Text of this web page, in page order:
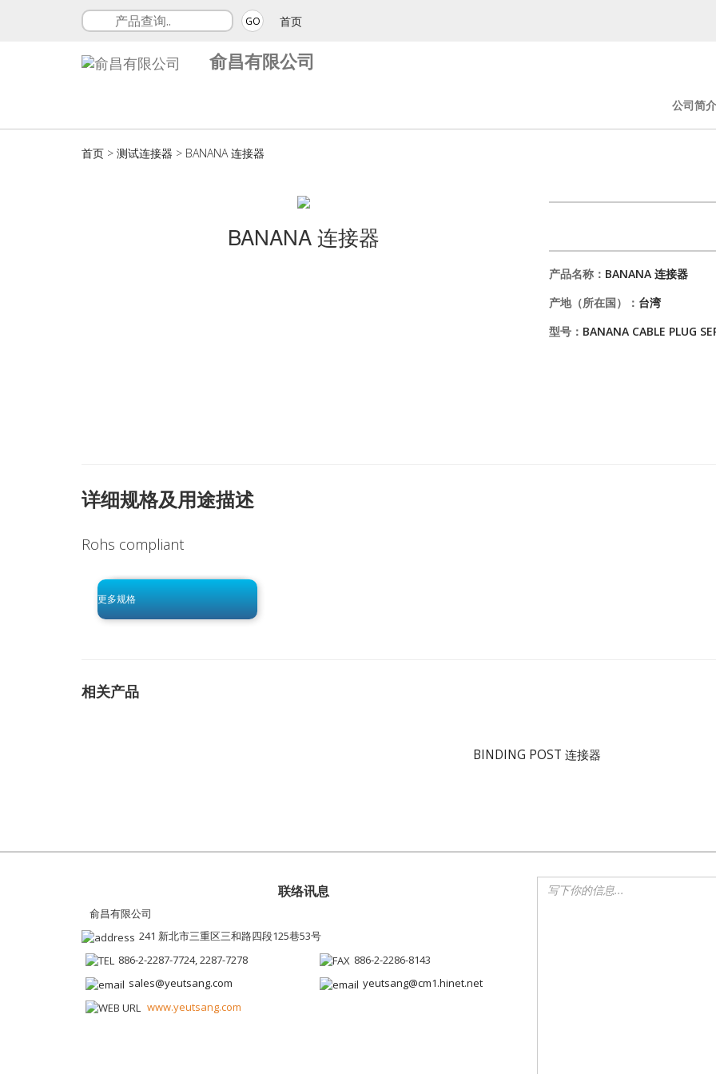
GO 首页
俞昌有限公司
公司简介
首页 > 测试连接器 > BANANA 连接器
BANANA 连接器
产品名称： BANANA 连接器
产地（所在国）： 台湾
型号： BANANA CABLE PLUG
详细规格及用途描述
Rohs compliant
更多规格
click to begin
-0 KB .pdf
相关产品
BINDING POST 连接器
联络讯息
俞昌有限公司
241 新北市三重区三和路四段125巷53号
886-2-2287-7724, 2287-7278
886-2-2286-8143
sales@yeutsang.com
yeutsang@cm1.hinet.net
www.yeutsang.com